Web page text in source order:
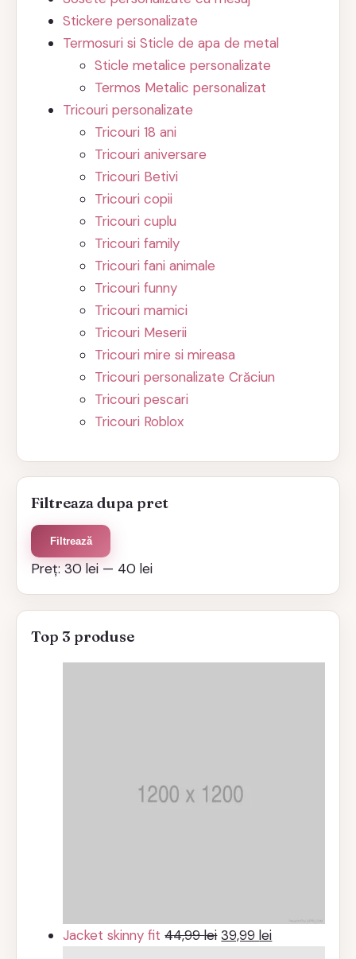
Stickere personalizate
Termosuri si Sticle de apa de metal
Sticle metalice personalizate
Termos Metalic personalizat
Tricouri personalizate
Tricouri 18 ani
Tricouri aniversare
Tricouri Betivi
Tricouri copii
Tricouri cuplu
Tricouri family
Tricouri fani animale
Tricouri funny
Tricouri mamici
Tricouri Meserii
Tricouri mire si mireasa
Tricouri personalizate Crăciun
Tricouri pescari
Tricouri Roblox
Filtreaza dupa pret
Preț
minim
Preț
maxim
Filtrează
Preț:30 lei — 40 lei
Top 3 produse
Jacket skinny fit 44,99lei Prețul
39,99leiPrețul